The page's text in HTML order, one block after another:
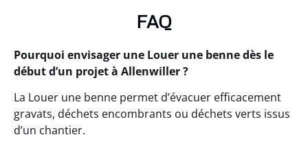
FAQ
Pourquoi envisager une Louer une benne dès le
début d’un projet à Allenwiller ?
La Louer une benne permet d’évacuer efficacement
gravats, déchets encombrants ou déchets verts issus
d’un chantier.